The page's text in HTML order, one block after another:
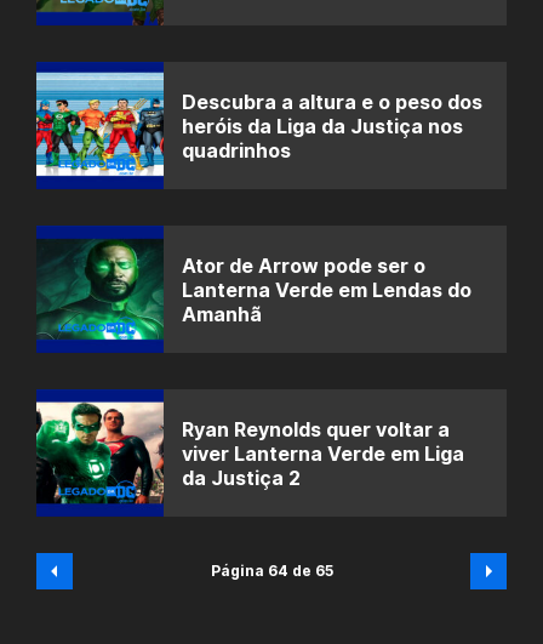
Descubra a altura e o peso dos
heróis da Liga da Justiça nos
quadrinhos
Ator de Arrow pode ser o
Lanterna Verde em Lendas do
Amanhã
Ryan Reynolds quer voltar a
viver Lanterna Verde em Liga
da Justiça 2
Página 64 de 65